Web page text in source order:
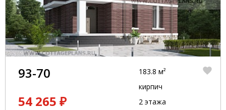
93-70
54 265 ₽
183.8 м²
кирпич
2 этажа